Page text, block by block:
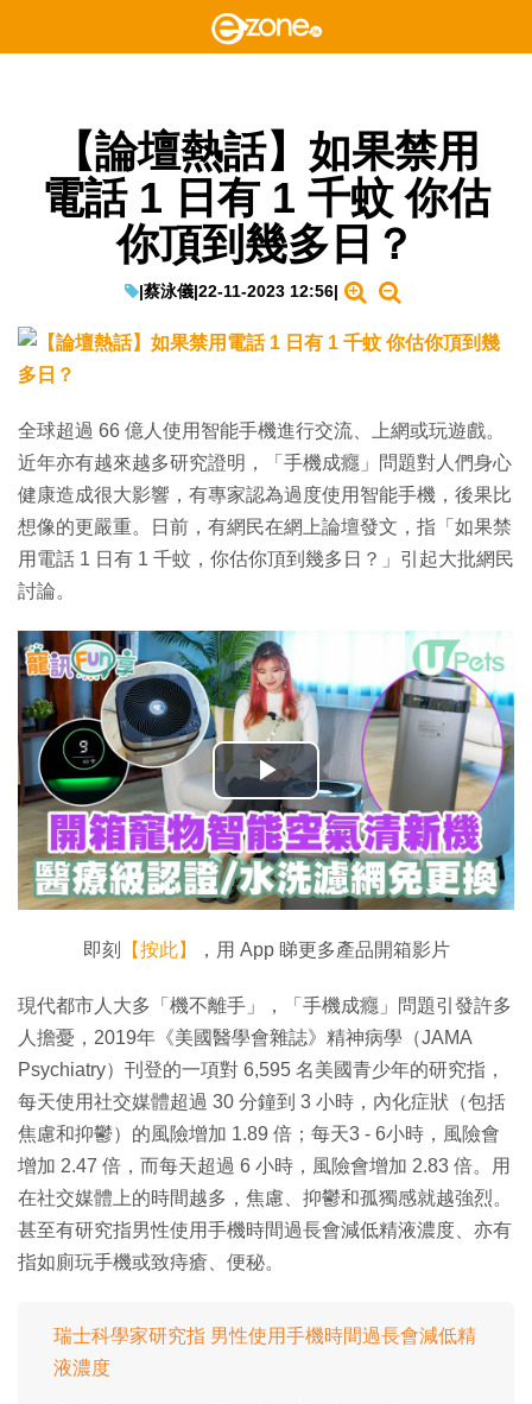
【論壇熱話】如果禁用
電話 1 日有 1 千蚊 你估
你頂到幾多日？
|蔡泳儀|22-11-2023 12:56|
全球超過 66 億人使用智能手機進行交流、上網或玩遊戲。
近年亦有越來越多研究證明，「手機成癮」問題對人們身心
健康造成很大影響，有專家認為過度使用智能手機，後果比
想像的更嚴重。日前，有網民在網上論壇發文，指「如果禁
用電話 1 日有 1 千蚊，你估你頂到幾多日？」引起大批網民
討論。
播
放
影
片
即刻 【按此】 ，用 App 睇更多產品開箱影片
現代都市人大多「機不離手」，「手機成癮」問題引發許多
人擔憂，2019年《美國醫學會雜誌》精神病學（JAMA
Psychiatry）刊登的一項對 6,595 名美國青少年的研究指，
每天使用社交媒體超過 30 分鐘到 3 小時，內化症狀（包括
焦慮和抑鬱）的風險增加 1.89 倍；每天3 - 6小時，風險會
增加 2.47 倍，而每天超過 6 小時，風險會增加 2.83 倍。用
在社交媒體上的時間越多，焦慮、抑鬱和孤獨感就越強烈。
甚至有研究指男性使用手機時間過長會減低精液濃度、亦有
指如廁玩手機或致痔瘡、便秘。
瑞士科學家研究指 男性使用手機時間過長會減低精
液濃度